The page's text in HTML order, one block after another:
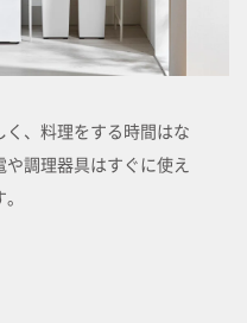
、料理をする時間はな
調理器具はすぐに使え